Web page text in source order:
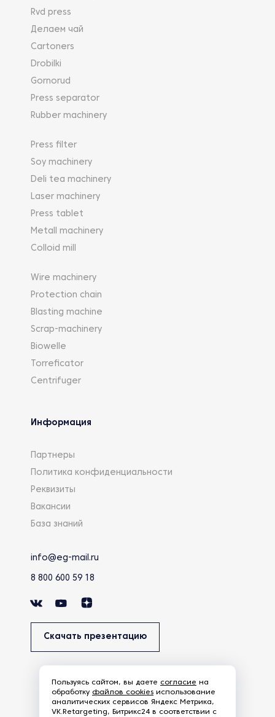
Rvd press
Делаем чай
Cartoners
Drobilki
Gornorud
Press separator
Rubber machinery
Press filter
Soy machinery
Deli tea machinery
Laser machinery
Press tablet
Metall machinery
Colloid mill
Wire machinery
Protection chain
Blasting machine
Scrap-machinery
Biowelle
Torreficator
Centrifuger
Информация
Партнеры
Политика конфиденциальности
Реквизиты
Вакансии
База знаний
info@eg-mail.ru
8 800 600 59 18
Скачать презентацию
Пользуясь сайтом, вы даете согласие на
обработку файлов cookies использование
аналитических сервисов Яндекс Метрика,
VK.Retargeting, Битрикс24 в соответствии с